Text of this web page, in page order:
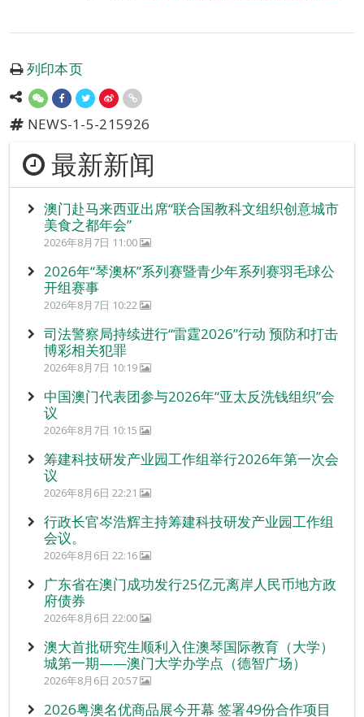
列印本页
NEWS-1-5-215926
最新新闻
澳门赴马来西亚出席“联合国教科文组织创意城市
美食之都年会”
2026年8月7日 11:00
2026年“琴澳杯”系列赛暨青少年系列赛羽毛球公
开组赛事
2026年8月7日 10:22
司法警察局持续进行“雷霆2026”行动 预防和打击
博彩相关犯罪
2026年8月7日 10:19
中国澳门代表团参与2026年“亚太反洗钱组织”会
议
2026年8月7日 10:15
筹建科技研发产业园工作组举行2026年第一次会
议
2026年8月6日 22:21
行政长官岑浩辉主持筹建科技研发产业园工作组
会议。
2026年8月6日 22:16
广东省在澳门成功发行25亿元离岸人民币地方政
府债券
2026年8月6日 22:00
澳大首批研究生顺利入住澳琴国际教育（大学）
城第一期——澳门大学办学点（德智广场）
2026年8月6日 20:57
2026粤澳名优商品展今开幕 签署49份合作项目